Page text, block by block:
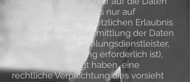
gewähren, erfolgt dies nur auf
Grundlage einer gesetzlichen Erlaubnis
(z.B. wenn eine Übermittlung der Daten
an Dritte, wie an Zahlungsdienstleister,
zur Vertragserfüllung erforderlich ist),
Nutzer eingewilligt haben, eine
rechtliche Verpflichtung dies vorsieht